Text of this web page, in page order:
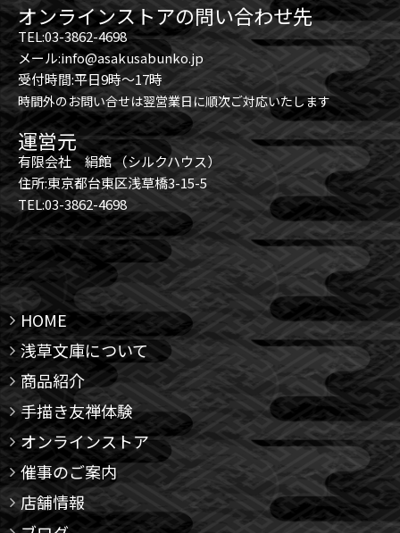
オンラインストアの問い合わせ先
TEL:03-3862-4698
メール:info@asakusabunko.jp
受付時間:平日9時～17時
時間外のお問い合せは翌営業日に順次ご対応いたします
運営元
有限会社 絹館 （シルクハウス）
住所:東京都台東区浅草橋3-15-5
TEL:03-3862-4698
HOME
浅草文庫について
商品紹介
手描き友禅体験
オンラインストア
催事のご案内
店舗情報